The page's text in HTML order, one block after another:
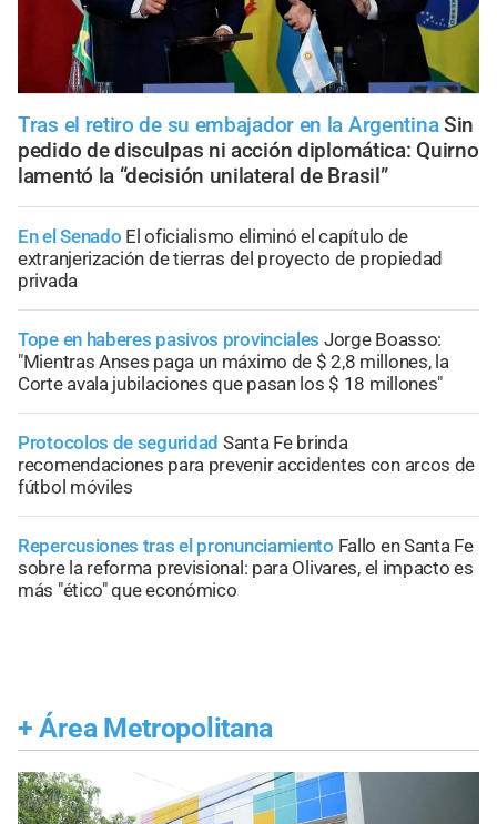
Tras el retiro de su embajador en la Argentina Sin
pedido de disculpas ni acción diplomática: Quirno
lamentó la “decisión unilateral de Brasil”
En el Senado El oficialismo eliminó el capítulo de
extranjerización de tierras del proyecto de propiedad
privada
Tope en haberes pasivos provinciales Jorge Boasso:
"Mientras Anses paga un máximo de $ 2,8 millones, la
Corte avala jubilaciones que pasan los $ 18 millones"
Protocolos de seguridad Santa Fe brinda
recomendaciones para prevenir accidentes con arcos de
fútbol móviles
Repercusiones tras el pronunciamiento Fallo en Santa Fe
sobre la reforma previsional: para Olivares, el impacto es
más "ético" que económico
+ Área Metropolitana